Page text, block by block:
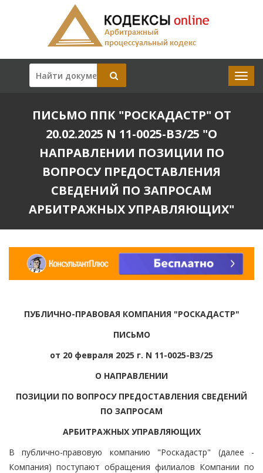
ПИСЬМО ППК "РОСКАДАСТР" ОТ
20.02.2025 N 11-0025-ВЗ/25 "О
НАПРАВЛЕНИИ ПОЗИЦИИ ПО
ВОПРОСУ ПРЕДОСТАВЛЕНИЯ
СВЕДЕНИЙ ПО ЗАПРОСАМ
АРБИТРАЖНЫХ УПРАВЛЯЮЩИХ"
ПУБЛИЧНО-ПРАВОВАЯ КОМПАНИЯ "РОСКАДАСТР"
ПИСЬМО
от 20 февраля 2025 г. N 11-0025-ВЗ/25
О НАПРАВЛЕНИИ
ПОЗИЦИИ ПО ВОПРОСУ ПРЕДОСТАВЛЕНИЯ СВЕДЕНИЙ
ПО ЗАПРОСАМ
АРБИТРАЖНЫХ УПРАВЛЯЮЩИХ
В публично-правовую компанию "Роскадастр" (далее -
Компания) поступают обращения филиалов Компании по